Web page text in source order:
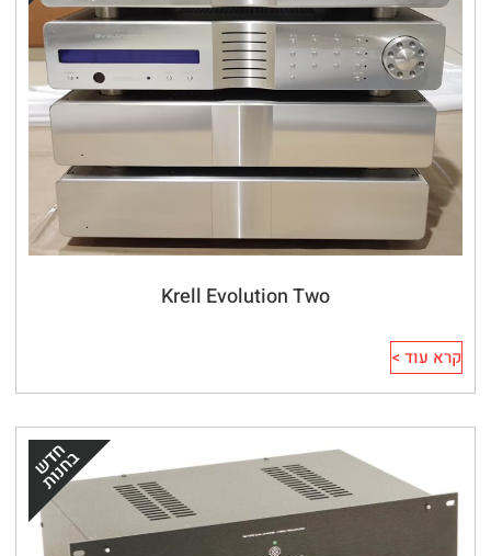
Krell Evolution Two
קרא עוד >